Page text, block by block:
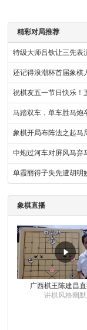
精彩对局推荐
特级大师吕钦让三先表
还记得浪潮杯首届象棋
祝棋友五一节日快乐！
马踏双车，单车胜马炮
象棋开局布阵法之起马
中炮过河车对屏风马弃
单霞丽得子失先遭胡明
象棋直播
广西棋王陈建昌
讲棋风格幽默